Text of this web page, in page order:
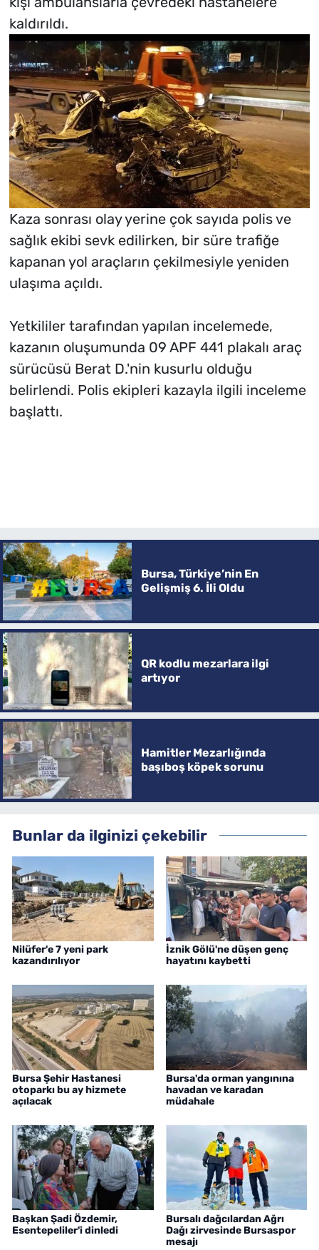
kaldırıldı.
Kaza sonrası olay yerine çok sayıda polis ve
sağlık ekibi sevk edilirken, bir süre trafiğe
kapanan yol araçların çekilmesiyle yeniden
ulaşıma açıldı.
Yetkililer tarafından yapılan incelemede,
kazanın oluşumunda 09 APF 441 plakalı araç
sürücüsü Berat D.'nin kusurlu olduğu
belirlendi. Polis ekipleri kazayla ilgili inceleme
başlattı.
Bursa, Türkiye’nin En
Gelişmiş 6. İli Oldu
QR kodlu mezarlara ilgi
artıyor
Hamitler Mezarlığında
başıboş köpek sorunu
Bunlar da ilginizi çekebilir
Nilüfer'e 7 yeni park
kazandırılıyor
İznik Gölü'ne düşen genç
hayatını kaybetti
Bursa Şehir Hastanesi
otoparkı bu ay hizmete
açılacak
Bursa'da orman yangınına
havadan ve karadan
müdahale
Başkan Şadi Özdemir,
Esentepeliler'i dinledi
Bursalı dağcılardan Ağrı
Dağı zirvesinde Bursaspor
mesajı